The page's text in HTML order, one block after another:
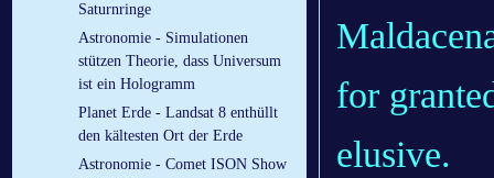
Saturnringe
Astronomie - Simulationen
stützen Theorie, dass Universum
ist ein Hologramm
Planet Erde - Landsat 8 enthüllt
den kältesten Ort der Erde
Astronomie - Comet ISON Show
for
elusive.